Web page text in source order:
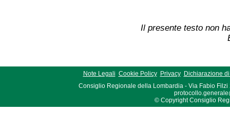
Il presente testo non
Note Legali Cookie Policy Privacy
Dichiarazione
Consiglio Regionale della Lombardia - Via Fabio Filzi
© Copyright Consiglio